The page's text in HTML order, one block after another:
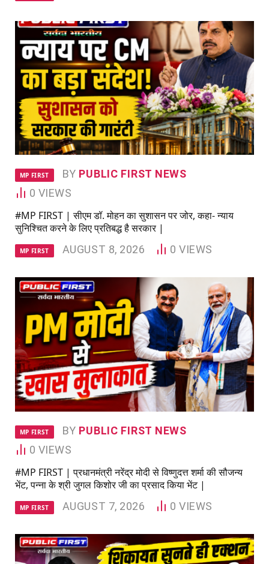
MP FIRST BY PUBLIC FIRST NEWS
0 VIEWS
#MP FIRST | सीएम डॉ. मोहन का सुशासन पर जोर, कहा- न्याय
सुनिश्चित करने के लिए प्रतिबद्ध है सरकार |
MP FIRST AUGUST 8, 2026 0VIEWS
MP FIRST BY PUBLIC FIRST NEWS
0 VIEWS
#MP FIRST | प्रधानमंत्री नरेंद्र मोदी से विष्णुदत्त शर्मा की सौजन्य
भेंट, पन्ना के श्री जुगल किशोर जी का प्रसाद किया भेंट |
MP FIRST AUGUST 7, 2026 0VIEWS